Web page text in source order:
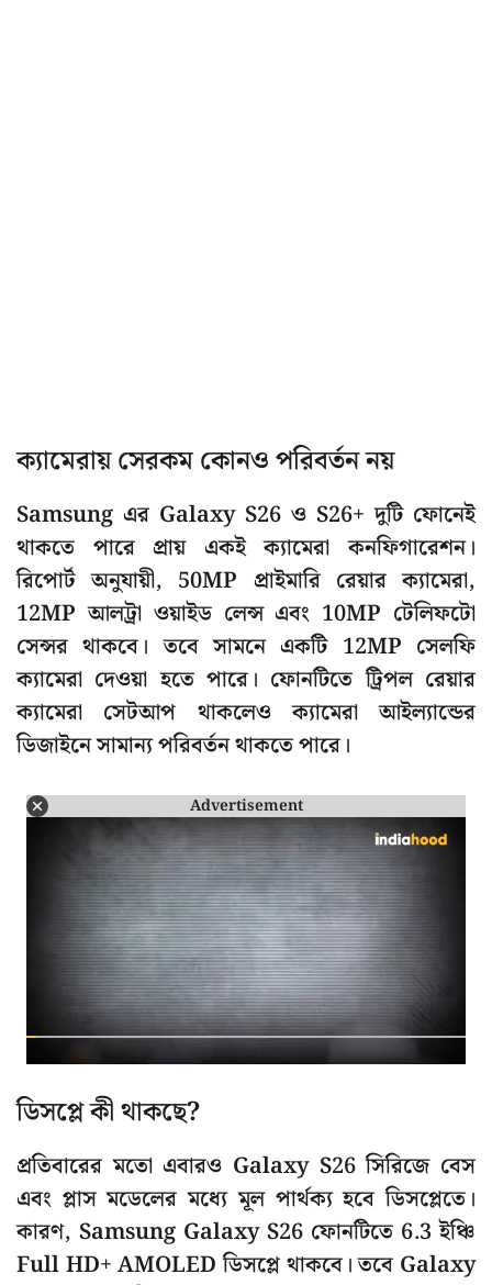
ক্যামেরায় সেরকম কোনও পরিবর্তন নয়
Samsung এর Galaxy S26 ও S26+ দুটি ফোনেই
থাকতে পারে প্রায় একই ক্যামেরা কনফিগারেশন।
রিপোর্ট অনুযায়ী, 50MP প্রাইমারি রেয়ার ক্যামেরা,
12MP আলট্রা ওয়াইড লেন্স এবং 10MP টেলিফটো
সেন্সর থাকবে। তবে সামনে একটি 12MP সেলফি
ক্যামেরা দেওয়া হতে পারে। ফোনটিতে ট্রিপল রেয়ার
ক্যামেরা সেটআপ থাকলেও ক্যামেরা আইল্যান্ডের
ডিজাইনে সামান্য পরিবর্তন থাকতে পারে।
Advertisement
ডিসপ্লে কী থাকছে?
প্রতিবারের মতো এবারও Galaxy S26 সিরিজে বেস
এবং প্লাস মডেলের মধ্যে মূল পার্থক্য হবে ডিসপ্লেতে।
কারণ, Samsung Galaxy S26 ফোনটিতে 6.3 ইঞ্চি
Full HD+ AMOLED ডিসপ্লে থাকবে। তবে Galaxy